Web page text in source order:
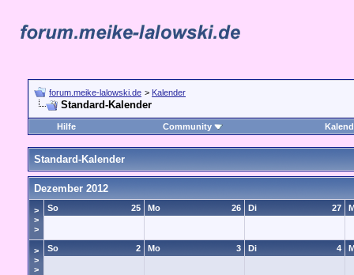
forum.meike-lalowski.de > Kalender
Standard-Kalender
Hilfe Community
Standard-Kalender
Dezember 2012
>
>
>
25
So 26
Mo 27
Di
>
>
>
2
So 3
Mo 4
Di